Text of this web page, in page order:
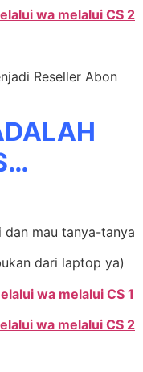
wa melalui CS 2
Reseller Abon
mau tanya-tanya
dari laptop ya)
wa melalui CS 1
wa melalui CS 2